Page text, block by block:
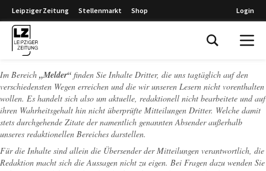
Leipziger Zeitung Stellenmarkt Shop Login
Im Bereich „Melder“ finden Sie Inhalte Dritter, die uns tagtäglich auf den
verschiedensten Wegen erreichen und die wir unseren Lesern nicht vorenthalten
wollen. Es handelt sich also um aktuelle, redaktionell nicht bearbeitete und auf
ihren Wahrheitsgehalt hin nicht überprüfte Mitteilungen Dritter. Welche damit
stets durchgehende Zitate der namentlich genannten Absender außerhalb
unseres redaktionellen Bereiches darstellen.
Für die Inhalte sind allein die Übersender der Mitteilungen verantwortlich, die
Redaktion macht sich die Aussagen nicht zu eigen. Bei Fragen dazu wenden Sie